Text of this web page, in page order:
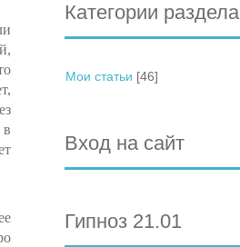
в
Категории раздела
Мои статьи [46]
Вход на сайт
Гипноз 21.01